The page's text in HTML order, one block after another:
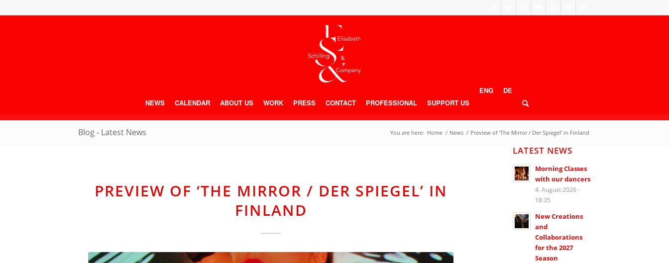
NEWS CALENDAR ABOUT US WORK PRESS CONTACT PROFESSIONAL SUPPORT US
ENG DE
Blog - Latest News You are here: Home / News / Preview of ‘The Mirror / Der Spiegel’ in Finland
PREVIEW OF ‘THE MIRROR / DER SPIEGEL’ IN
FINLAND
LATEST NEWS
Morning Classes
with our dancers
4. August 2026 -
18:35
New Creations
and
Collaborations
for the 2027
Season